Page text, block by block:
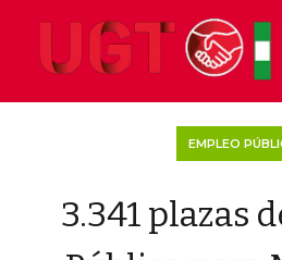
EMPLEO
3.341 plazas